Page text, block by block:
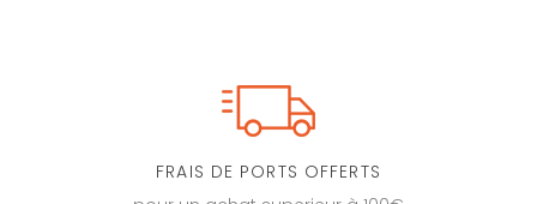
FRAIS DE PORTS OFFERTS